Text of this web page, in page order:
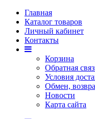
Главная
Каталог товаров
Личный кабинет
Контакты
Корзина
Обратная
Условия
Обмен,
Новости
Карта сайта